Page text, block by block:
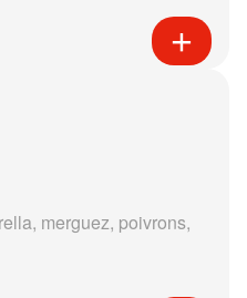
merguez, poivrons,